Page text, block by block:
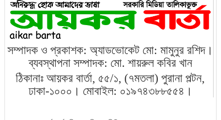
অধিবেশন শুরু
মৃত্যুদণ্ড
বরিশালে ৬ শতাধিক গাছের চারা রোপণ
ডেঙ্গু প্রতিরোধে মোবাইল কোর্ট পরিচালনা করা
সম্পাদক ও প্রকাশক: অ্যাডভোকেট মো: মামুনুর রশিদ।
ব্যবস্থাপনা সম্পাদক: মো. শায়রুল কবির খান
ঠিকানাঃ আয়কর বার্তা, ৫৫/১, (৭মতলা) পুরানা পল্টন,
ঢাকা-১০০০। মোবাইল: ০১৯৭৪৩৮৮৫৫৪।